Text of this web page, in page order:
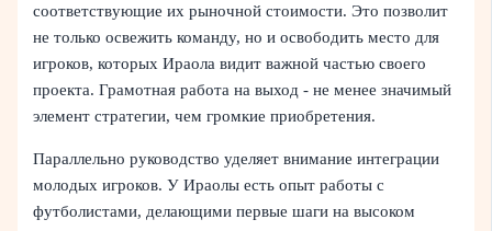
соответствующие их рыночной стоимости. Это позволит
не только освежить команду, но и освободить место для
игроков, которых Ираола видит важной частью своего
проекта. Грамотная работа на выход - не менее значимый
элемент стратегии, чем громкие приобретения.
Параллельно руководство уделяет внимание интеграции
молодых игроков. У Ираолы есть опыт работы с
футболистами, делающими первые шаги на высоком